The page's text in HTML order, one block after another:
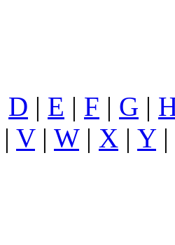
D | E | F | G |
| V| W| X | Y|